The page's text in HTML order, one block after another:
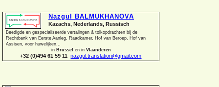
Nazgul BALMUKHANOVA
Kazachs, Nederlands, Russisch
Beëdigde en gespecialiseerde vertalingen & tolkopdrachten bij de
Rechtbank van Eerste Aanleg, Raadkamer, Hof van Beroep, Hof van
Assisen, voor huwelijken...
in Brussel en inVlaanderen
+32 (0)494 61 59 11nazgul.translation@gmail.com